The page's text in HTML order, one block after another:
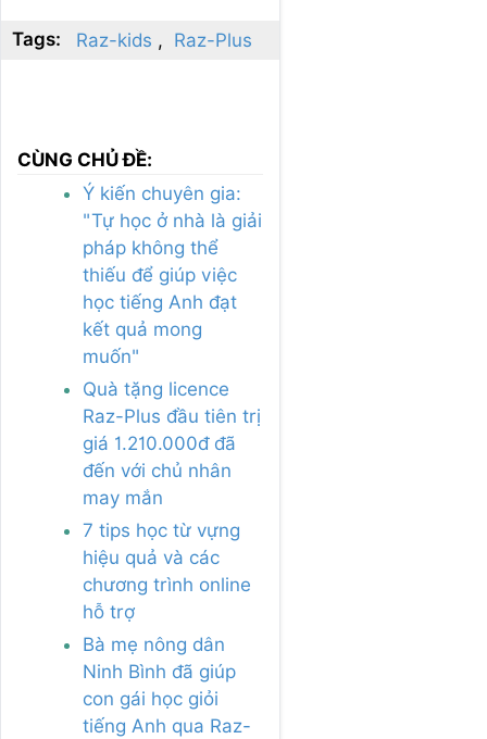
Tags: Raz-kids Raz-Plus
CÙNG CHỦ ĐỀ:
Ý kiến chuyên gia:
"Tự học ở nhà là giải
pháp không thể
thiếu để giúp việc
học tiếng Anh đạt
kết quả mong
muốn"
Quà tặng licence
Raz-Plus đầu tiên trị
giá 1.210.000đ đã
đến với chủ nhân
may mắn
7 tips học từ vựng
hiệu quả và các
chương trình online
hỗ trợ
Bà mẹ nông dân
Ninh Bình đã giúp
con gái học giỏi
tiếng Anh qua Raz-